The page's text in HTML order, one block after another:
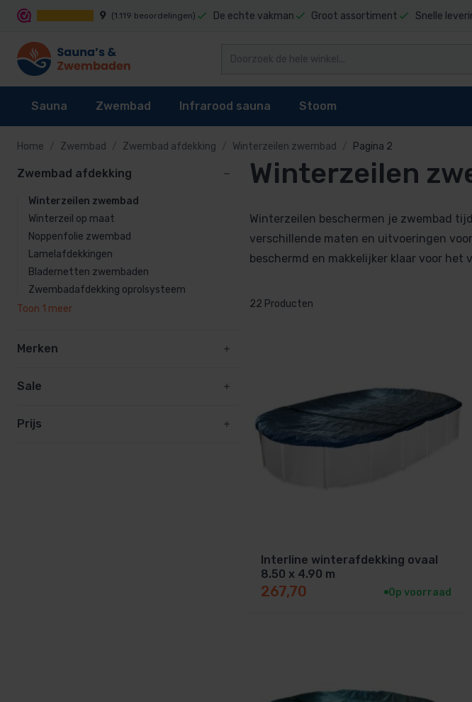
9 (1.119 beoordelingen) De echte vakman Groot assortiment Snelle
Sauna
Sauna's
Sauna besturing
Accessoires
Onderdelen
Rento sauna
Zwembad
Zwembad reiniging
Zwembad bekleding
Waterbehandeling
Zwembad verwarming
Inbouwdelen
Zwembad afdekking
Zwembad afdekking
Winterzeilen zwembad
Bladernetten zwembaden
Zwembadafdekking oprolsysteem
Ovale
Ronde
Infrarood sauna
Infrarood sauna cabines
Infrarood sauna lampen kopen?
Onderdelen
Stoom
Stoomgenerator
Stoomgeuren
Home Zwembad Zwembad afdekking Winterzeilen zwembad Pagina 2
Zwembad afdekking
Winterzeilen zwembad
Winterzeil op maat
Noppenfolie zwembad
Lamelafdekkingen
Bladernetten zwembaden
Zwembadafdekking oprolsysteem
Toon 1 meer
Merken
Sale
Prijs
Winterzeilen
Winterzeilen beschermen je zwembad
verschillende maten en uitvoeringen
beschermd en makkelijker klaar voor het
22 Producten
Interline winterafdekking ovaal
8.50 x 4.90 m
267,70 Op voorraad